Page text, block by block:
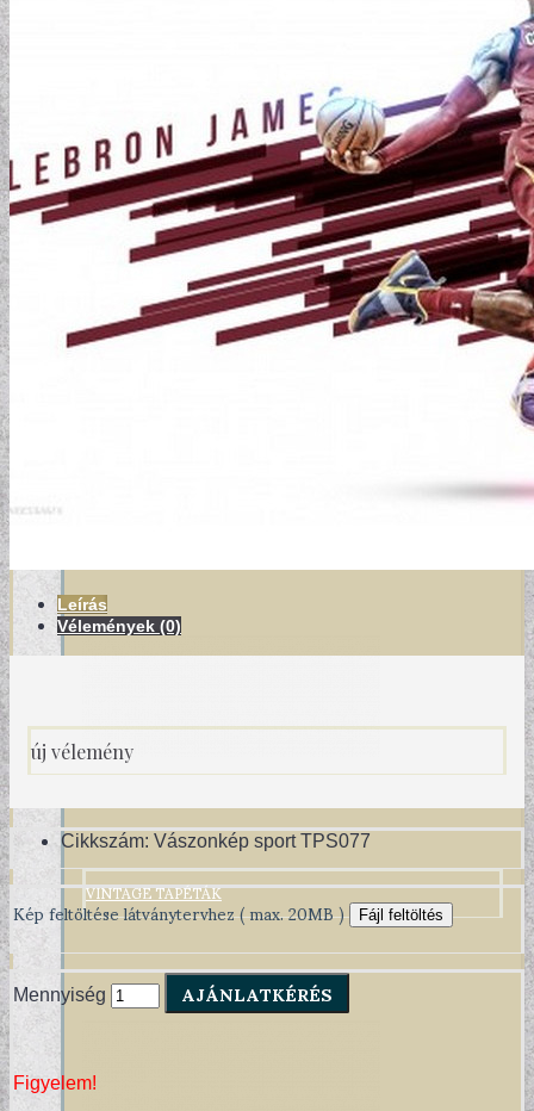
KONYHA DESIGN TIPP
VINTAGE TAPÉTÁK
Leírás
Vélemények (0)
új vélemény
Cikkszám: Vászonkép sport TPS077
Kép feltöltése látványtervhez ( max. 20MB ) Fájl feltöltés
Mennyiség AJÁNLATKÉRÉS
Figyelem!